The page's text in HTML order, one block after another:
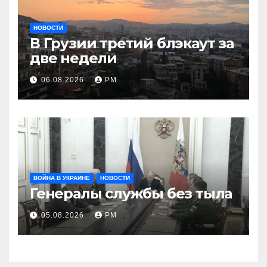
НОВОСТИ
В Грузии третий блэкаут за
две недели
06.08.2026 РМ
ВОЙНА В УКРАИНЕ НОВОСТИ
Генералы службы без тыла
05.08.2026 РМ